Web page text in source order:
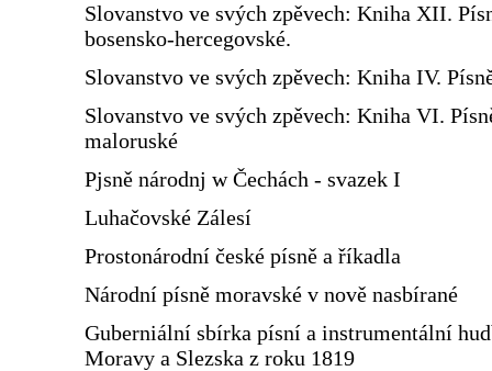
Slovanstvo ve svých zpěvech: Kniha XII.
bosensko-hercegovské.
Slovanstvo ve svých zpěvech: Kniha IV.
Slovanstvo ve svých zpěvech: Kniha VI.
maloruské
Pjsně národnj w Čechách - svazek I
Luhačovské Zálesí
Prostonárodní české písně a říkadla
Národní písně moravské v nově nasbírané
Guberniální sbírka písní a instrumentální
Moravy a Slezska z roku 1819